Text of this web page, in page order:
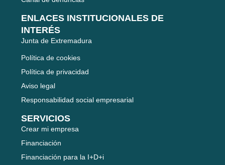
ENLACES INSTITUCIONALES DE
INTERÉS
Junta de Extremadura
Política de cookies
Política de privacidad
Aviso legal
Responsabilidad social empresarial
SERVICIOS
Crear mi empresa
Financiación
Financiación para la I+D+i